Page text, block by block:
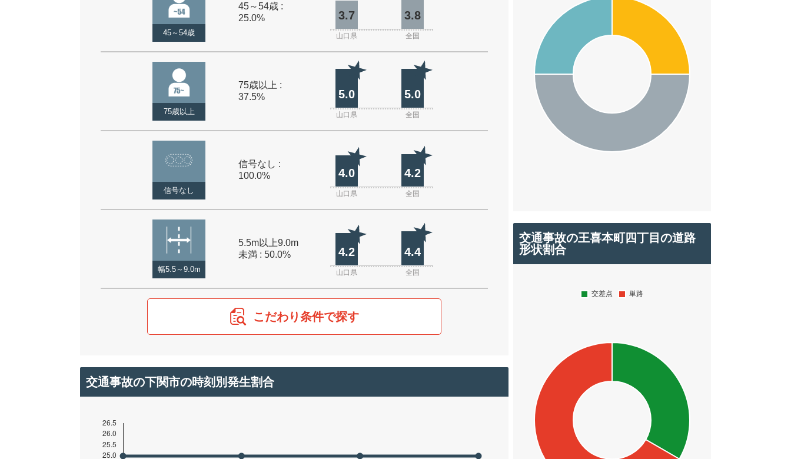
45～54歳
45～54歳 :
25.0%
3.7 3.8
山口県 全国
75歳以上
75歳以上 :
37.5%
5.0 5.0
山口県 全国
信号なし
信号なし :
100.0%
4.0 4.2
山口県 全国
幅5.5～9.0m
5.5m以上9.0m
未満 : 50.0%
4.2 4.4
山口県 全国
こだわり条件で探す
交通事故の下関市の時刻別発生割合
交通事故の王喜本町四丁目の道路
形状割合